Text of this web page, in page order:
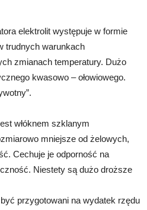
elektrolit występuje w formie
trudnych warunkach
zmianach temperatury. Dużo
kwasowo – ołowiowego.
włóknem szklanym
mniejsze od żelowych,
Cechuje je odporność na
Niestety są dużo droższe
przygotowani na wydatek rzędu